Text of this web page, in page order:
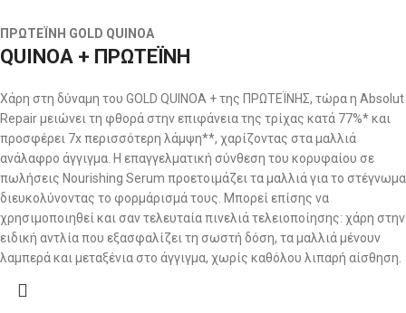
ΠΡΩΤΕΪΝΗ GOLD QUINOA
QUINOA + ΠΡΩΤΕΪΝΗ
Χάρη στη δύναμη του GOLD QUINOA + της ΠΡΩΤΕΪΝΗΣ, τώρα η Absolut
Repair μειώνει τη φθορά στην επιφάνεια της τρίχας κατά 77%* και
προσφέρει 7x περισσότερη λάμψη**, χαρίζοντας στα μαλλιά
ανάλαφρο άγγιγμα. Η επαγγελματική σύνθεση του κορυφαίου σε
πωλήσεις Nourishing Serum προετοιμάζει τα μαλλιά για το στέγνωμα
διευκολύνοντας το φορμάρισμά τους. Μπορεί επίσης να
χρησιμοποιηθεί και σαν τελευταία πινελιά τελειοποίησης: χάρη στην
ειδική αντλία που εξασφαλίζει τη σωστή δόση, τα μαλλιά μένουν
λαμπερά και μεταξένια στο άγγιγμα, χωρίς καθόλου λιπαρή αίσθηση.